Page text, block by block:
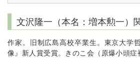
文沢隆一（本名：増本勲一）
作家。旧制広島高校卒業生。東京大学
像』新人賞受賞。きのこ会（原爆小頭